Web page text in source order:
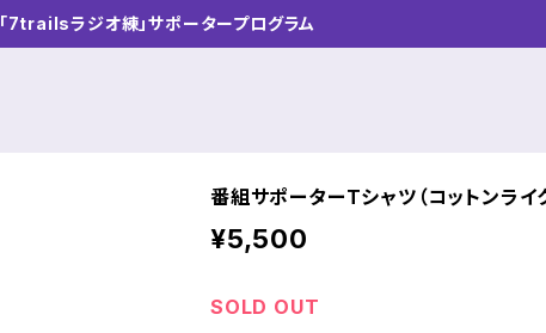
「7trailsラジオ練」サポータープログラム
番組サポーターTシャツ（コットンライク
¥5,500
SOLD OUT